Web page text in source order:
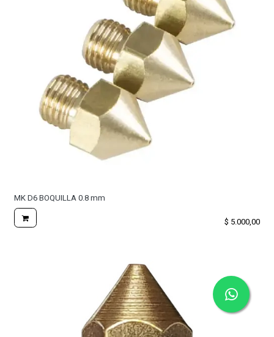
MK D6 BOQUILLA 0.8 mm
$ 5.000,00